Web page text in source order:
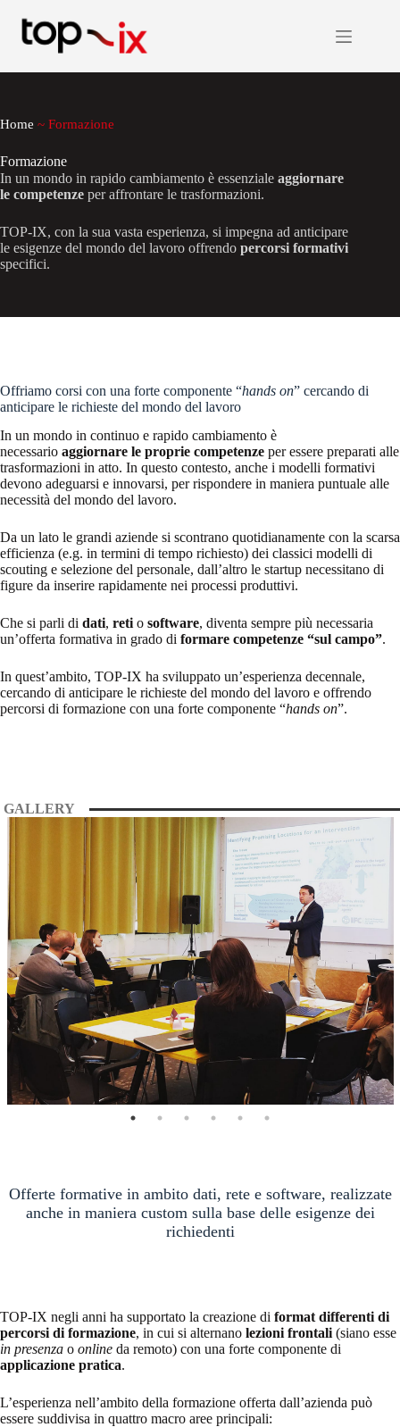
contenuto
Home ~ Formazione
Formazione
In un mondo in rapido cambiamento è essenziale aggiornare
le competenze per affrontare le trasformazioni.
TOP-IX, con la sua vasta esperienza, si impegna ad anticipare
le esigenze del mondo del lavoro offrendo percorsi formativi
specifici.
Offriamo corsi con una forte componente “hands on” cercando di
anticipare le richieste del mondo del lavoro
In un mondo in continuo e rapido cambiamento è
necessario aggiornare le proprie competenze per essere preparati alle
trasformazioni in atto. In questo contesto, anche i modelli formativi
devono adeguarsi e innovarsi, per rispondere in maniera puntuale alle
necessità del mondo del lavoro.
Da un lato le grandi aziende si scontrano quotidianamente con la scarsa
efficienza (e.g. in termini di tempo richiesto) dei classici modelli di
scouting e selezione del personale, dall’altro le startup necessitano di
figure da inserire rapidamente nei processi produttivi.
Che si parli di dati, reti o software, diventa sempre più necessaria
un’offerta formativa in grado di formare competenze “sul campo”.
In quest’ambito, TOP-IX ha sviluppato un’esperienza decennale,
cercando di anticipare le richieste del mondo del lavoro e offrendo
percorsi di formazione con una forte componente “hands on”.
GALLERY
Offerte formative in ambito dati, rete e software, realizzate
anche in maniera custom sulla base delle esigenze dei
richiedenti
TOP-IX negli anni ha supportato la creazione di format differenti di
percorsi di formazione, in cui si alternano lezioni frontali (siano esse
in presenza o online da remoto) con una forte componente di
applicazione pratica.
L’esperienza nell’ambito della formazione offerta dall’azienda può
essere suddivisa in quattro macro aree principali: